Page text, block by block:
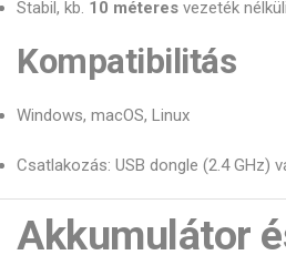
Stabil, kb. 10 méteres vezeték
Kompatibilitás
Windows, macOS, Linux
Csatlakozás: USB dongle (2.4 GHz)
Akkumulátor